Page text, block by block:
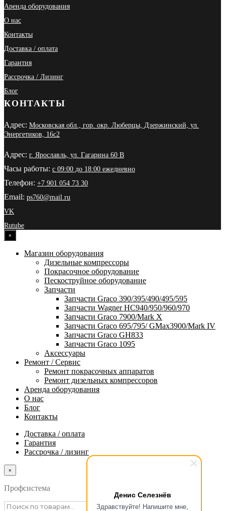
Денис Селезнёв
Здравствуйте! Напишите мне,
Аренда оборудования
О нас
Контакты
Доставка / оплата
Гарантия
Рассрочка / Лизинг
Блог
КОНТАКТЫ
Адрес: Московская обл., гор. окр. Люберцы, Дзержинский, ул.
Энергетиков, 16с2
Адрес: г. Ярославль, ул. Гагарина 60 В
Часы работы: с 09:00 до 18:00 ежедневно
Телефон: +7 901 054 73 30
Email: ps760@mail.ru
VK
Rutube
×
Магазин оборудования
Дизельные компрессоры
Покрасочное оборудование
Пескоструйное оборудование
Запчасти
Запчасти Graco 390/395/490/495/595
Запчасти Wagner HC940/950/960/970
Запчасти Graco 7900/Mark X
Запчасти Graco 695/795/ GMax3900/Mark IV
Запчасти Graco GH833
Запчасти Graco 1095
Аксессуары
Ремонт / Сервис
Ремонт покрасочных аппаратов
Ремонт дизельных компрессоров
Аренда оборудования
О нас
Блог
Контакты
Доставка / оплата
Гарантия
Рассрочка / лизинг
×
Профсистема